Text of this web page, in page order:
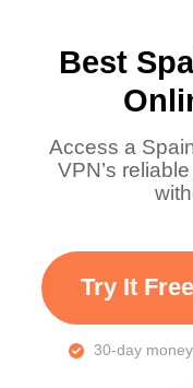
Best
Access a
VPN’s
Try It
30-day